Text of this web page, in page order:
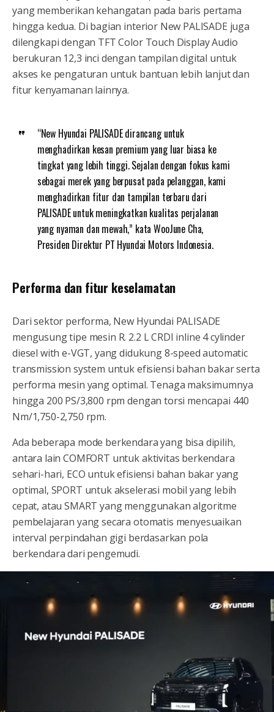
yang memberikan kehangatan pada baris pertama
hingga kedua. Di bagian interior New PALISADE juga
dilengkapi dengan TFT Color Touch Display Audio
berukuran 12,3 inci dengan tampilan digital untuk
akses ke pengaturan untuk bantuan lebih lanjut dan
fitur kenyamanan lainnya.
“New Hyundai PALISADE dirancang untuk
menghadirkan kesan premium yang luar biasa ke
tingkat yang lebih tinggi. Sejalan dengan fokus kami
sebagai merek yang berpusat pada pelanggan, kami
menghadirkan fitur dan tampilan terbaru dari
PALISADE untuk meningkatkan kualitas perjalanan
yang nyaman dan mewah,” kata WooJune Cha,
Presiden Direktur PT Hyundai Motors Indonesia.
Performa dan fitur keselamatan
Dari sektor performa, New Hyundai PALISADE
mengusung tipe mesin R. 2.2 L CRDI inline 4 cylinder
diesel with e-VGT, yang didukung 8-speed automatic
transmission system untuk efisiensi bahan bakar serta
performa mesin yang optimal. Tenaga maksimumnya
hingga 200 PS/3,800 rpm dengan torsi mencapai 440
Nm/1,750-2,750 rpm.
Ada beberapa mode berkendara yang bisa dipilih,
antara lain COMFORT untuk aktivitas berkendara
sehari-hari, ECO untuk efisiensi bahan bakar yang
optimal, SPORT untuk akselerasi mobil yang lebih
cepat, atau SMART yang menggunakan algoritme
pembelajaran yang secara otomatis menyesuaikan
interval perpindahan gigi berdasarkan pola
berkendara dari pengemudi.